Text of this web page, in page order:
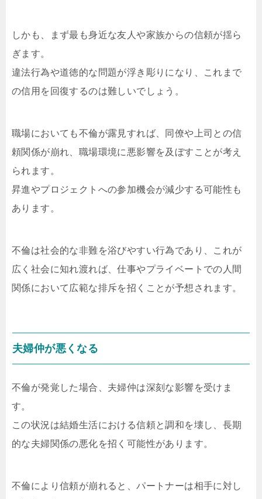
しかも、まず最も身近な友人や家族からの信頼が揺ら
ぎます。
違法行為や道徳的な問題が浮き彫りになり、これまで
の信用を回復するのは難しいでしょう。
職場においても不倫が露見すれば、同僚や上司との信
頼関係が崩れ、職場環境に悪影響を及ぼすことが考え
られます。
昇進やプロジェクトへの参加機会が減少する可能性も
あります。
不倫は社会的な非難を浴びやすい行為であり、これが
広く社会に知れ渡れば、仕事やプライベートでの人間
関係において広範な排斥を招くことが予想されます。
夫婦仲が悪くなる
不倫が発覚した場合、夫婦仲は深刻な影響を受けま
す。
この状況は結婚生活における信頼と調和を壊し、長期
的な夫婦関係の悪化を招く可能性があります。
不倫により信頼が崩れると、パートナーは相手に対し